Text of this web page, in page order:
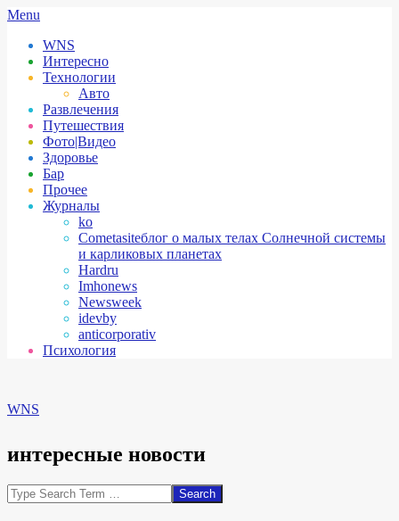
Skip
content
Secondary
Menu
Menu
WNS
Интересно
Технологии
Авто
Развлечения
Путешествия
Фото|Видео
Здоровье
Бар
Прочее
Журналы
ko
Cometasiteблог о малых телах Солнечной системы
и карликовых планетах
Hardru
Imhonews
Newsweek
idevby
anticorporativ
Психология
WNS
интересные новости
Search